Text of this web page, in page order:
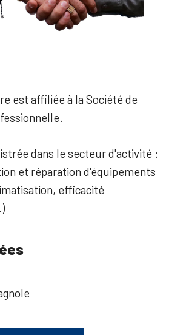
est affiliée à la Société de
dans le secteur d'activité :
et réparation d'équipements
efficacité